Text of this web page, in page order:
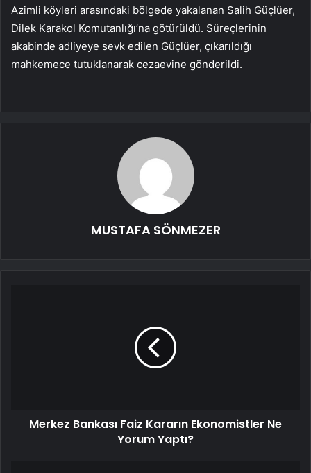
Azimli köyleri arasındaki bölgede yakalanan Salih Güçlüer,
Dilek Karakol Komutanlığı’na götürüldü. Süreçlerinin
akabinde adliyeye sevk edilen Güçlüer, çıkarıldığı
mahkemece tutuklanarak cezaevine gönderildi.
MUSTAFA SÖNMEZER
Merkez Bankası Faiz Kararın Ekonomistler Ne
Yorum Yaptı?